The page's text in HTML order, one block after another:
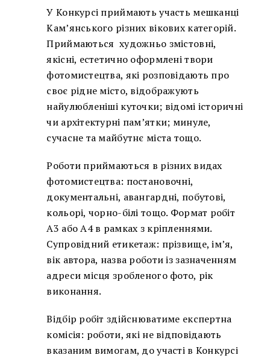
У Конкурсі приймають участь мешканці
Кам’янського різних вікових категорій.
Приймаються художньо змістовні,
якісні, естетично оформлені твори
фотомистецтва, які розповідають про
своє рідне місто, відображують
найулюбленіші куточки; відомі історичні
чи архітектурні пам’ятки; минуле,
сучасне та майбутнє міста тощо.
Роботи приймаються в різних видах
фотомистецтва: постановочні,
документальні, авангардні, побутові,
кольорі, чорно-білі тощо. Формат робіт
А3 або А4 в рамках з кріпленнями.
Супровідний етикетаж: прізвище, ім’я,
вік автора, назва роботи із зазначенням
адреси місця зробленого фото, рік
виконання.
Відбір робіт здійснюватиме експертна
комісія: роботи, які не відповідають
вказаним вимогам, до участі в Конкурсі